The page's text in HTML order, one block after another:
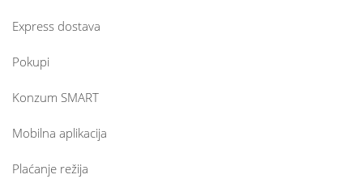
Express dostava
Pokupi
Konzum SMART
Mobilna aplikacija
Plaćanje režija